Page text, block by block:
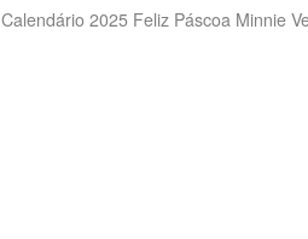
Calendário 2025 Feliz Páscoa Minnie